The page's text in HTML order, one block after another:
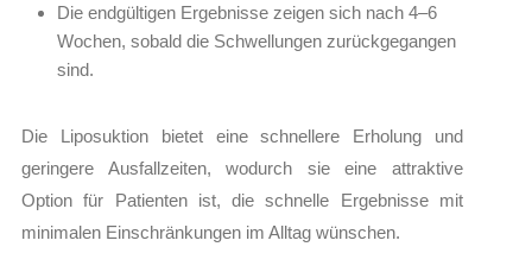
Die endgültigen Ergebnisse zeigen sich nach 4–6
Wochen, sobald die Schwellungen zurückgegangen
sind.
Die Liposuktion bietet eine schnellere Erholung und
geringere Ausfallzeiten, wodurch sie eine attraktive
Option für Patienten ist, die schnelle Ergebnisse mit
minimalen Einschränkungen im Alltag wünschen.